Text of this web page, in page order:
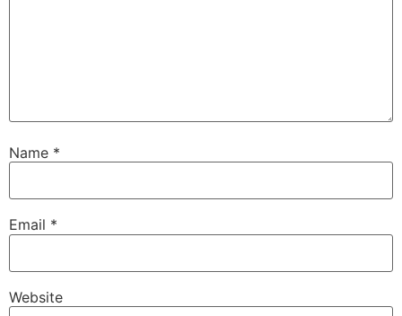
Name *
Email *
Website